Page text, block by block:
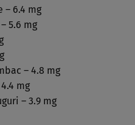
– 6.4 mg
5.6 mg
– 4.8 mg
mg
– 3.9 mg